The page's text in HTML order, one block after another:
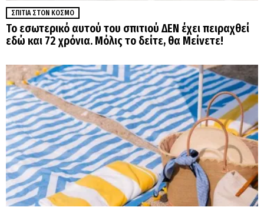
ΣΠΊΤΙΑ ΣΤΟΝ ΚΌΣΜΟ
Το εσωτερικό αυτού του σπιτιού ΔΕΝ έχει πειραχθεί
εδώ και 72 χρόνια. Μόλις το δείτε, θα Μείνετε!